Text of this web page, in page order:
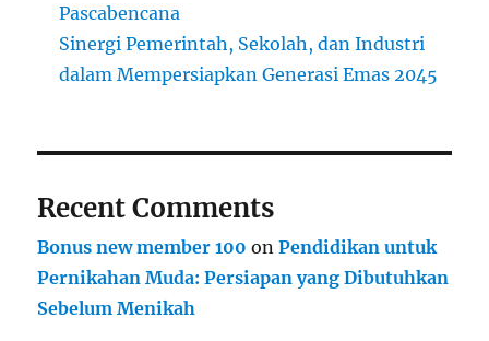
Pascabencana
Sinergi Pemerintah, Sekolah, dan Industri
dalam Mempersiapkan Generasi Emas 2045
Recent Comments
Bonus new member 100 onPendidikan untuk
Pernikahan Muda: Persiapan yang Dibutuhkan
Sebelum Menikah